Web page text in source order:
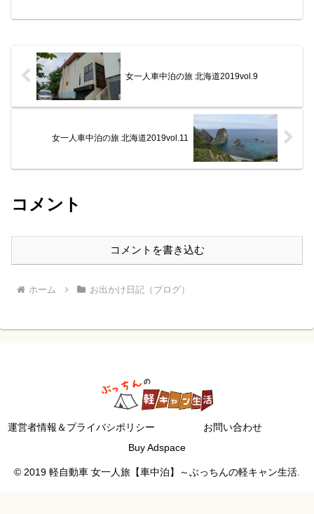
女一人車中泊の旅 北海道2019vol.9
女一人車中泊の旅 北海道2019vol.11
コメント
コメントを書き込む
ホーム お出かけ日記（ブログ）
運営者情報＆プライバシポリシー
お問い合わせ
Buy Adspace
© 2019 軽自動車 女一人旅【車中泊】～ぶっちんの軽キャン生活.